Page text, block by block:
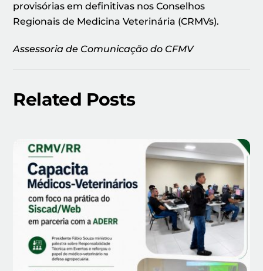
provisórias em definitivas nos Conselhos
Regionais de Medicina Veterinária (CRMVs).
Assessoria de Comunicação do CFMV
Related Posts